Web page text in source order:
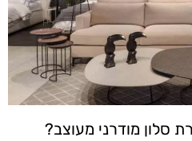
סלון מודרני מעוצב?